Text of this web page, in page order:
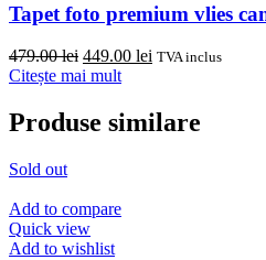
Tapet foto premium vlies
479.00lei Prețul
inițial
479.00 lei.
449.00 lei Prețul
449.00 lei.
TVA inclus
Citește mai mult
Produse similare
Sold out
Add to compare
Quick view
Add to wishlist